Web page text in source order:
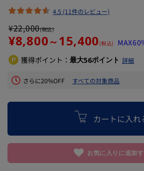
4.5 (11件のレビュー)
¥22,000(税込)
¥8,800～15,400 (税込)
獲得ポイント： 最大56ポイント 詳細
さらに20%OFF すべての対象商品
カートに入れ
お気に入りに追加